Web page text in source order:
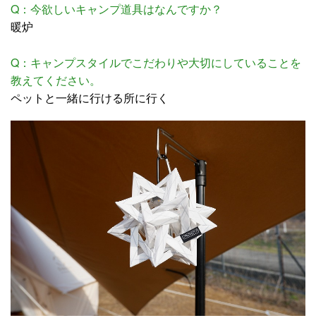
Q：今欲しいキャンプ道具はなんですか？
暖炉
Q：キャンプスタイルでこだわりや大切にしていることを
教えてください。
ペットと一緒に行ける所に行く